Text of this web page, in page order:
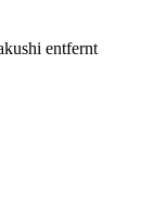
entfernt